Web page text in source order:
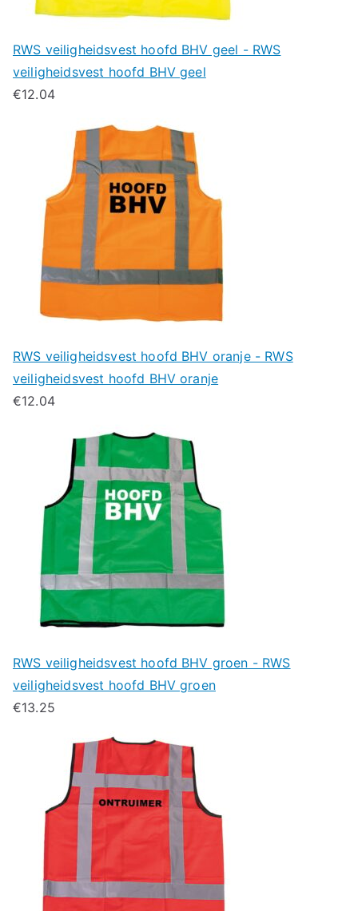
RWS veiligheidsvest hoofd BHV geel - RWS
veiligheidsvest hoofd BHV geel
€12.04
RWS veiligheidsvest hoofd BHV oranje - RWS
veiligheidsvest hoofd BHV oranje
€12.04
RWS veiligheidsvest hoofd BHV groen - RWS
veiligheidsvest hoofd BHV groen
€13.25